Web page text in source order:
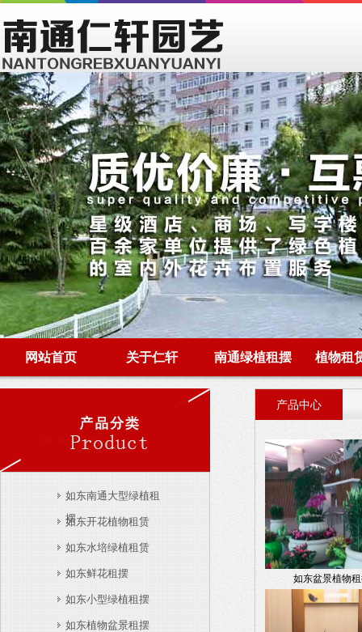
网站首页 关于仁轩 南通绿植租摆 植物租
如东南通大型绿植租
摆
如东开花植物租赁
如东水培绿植租赁
如东鲜花租摆
如东小型绿植租摆
如东植物盆景租摆
产品中心
如东盆景植物